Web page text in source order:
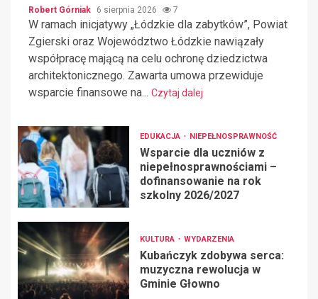
Robert Górniak 6 sierpnia 2026 7
W ramach inicjatywy „Łódzkie dla zabytków”, Powiat
Zgierski oraz Województwo Łódzkie nawiązały
współpracę mającą na celu ochronę dziedzictwa
architektonicznego. Zawarta umowa przewiduje
wsparcie finansowe na... Czytaj dalej
EDUKACJA NIEPEŁNOSPRAWNOŚĆ
Wsparcie dla uczniów z
niepełnosprawnościami –
dofinansowanie na rok
szkolny 2026/2027
KULTURA WYDARZENIA
Kubańczyk zdobywa serca:
muzyczna rewolucja w
Gminie Głowno